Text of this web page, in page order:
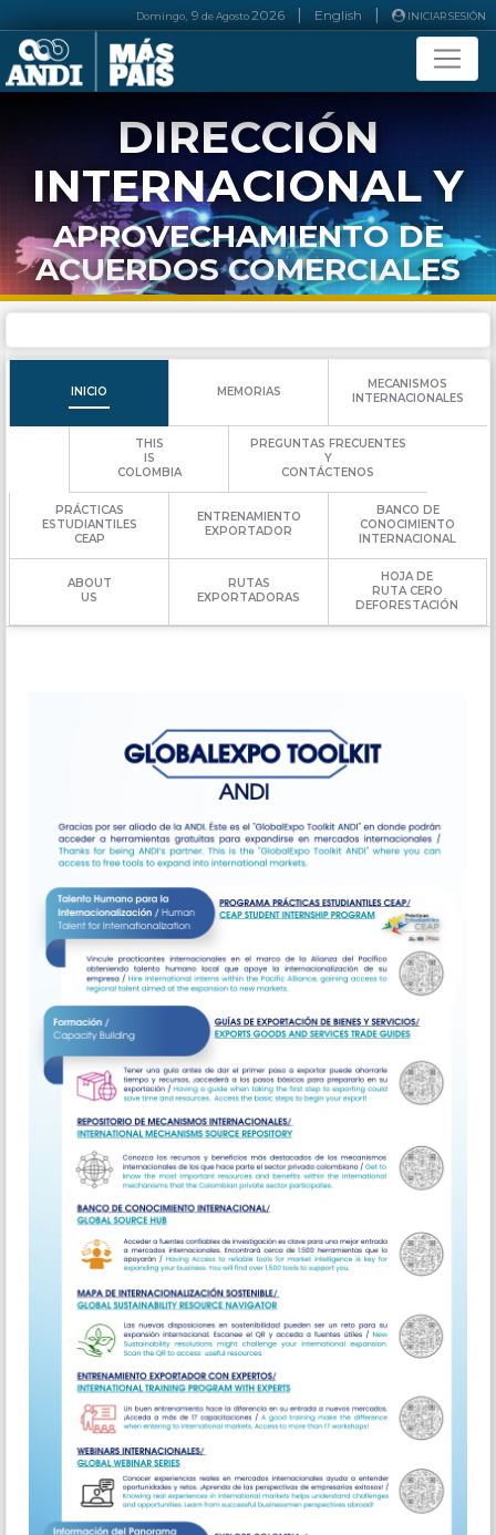
Domingo, 9 deAgosto2026 | English | INICIAR SESIÓN
DIRECCIÓN
INTERNACIONAL Y
APROVECHAMIENTO DE
ACUERDOS COMERCIALES
INICIO MEMORIAS
MECANISMOS
INTERNACIONALES
THIS
IS
COLOMBIA
PREGUNTAS FRECUENTES
Y
CONTÁCTENOS
PRÁCTICAS
ESTUDIANTILES
CEAP
ENTRENAMIENTO
EXPORTADOR
BANCO DE
CONOCIMIENTO
INTERNACIONAL
ABOUT
US
RUTAS
EXPORTADORAS
HOJA DE
RUTA CERO
DEFORESTACIÓN